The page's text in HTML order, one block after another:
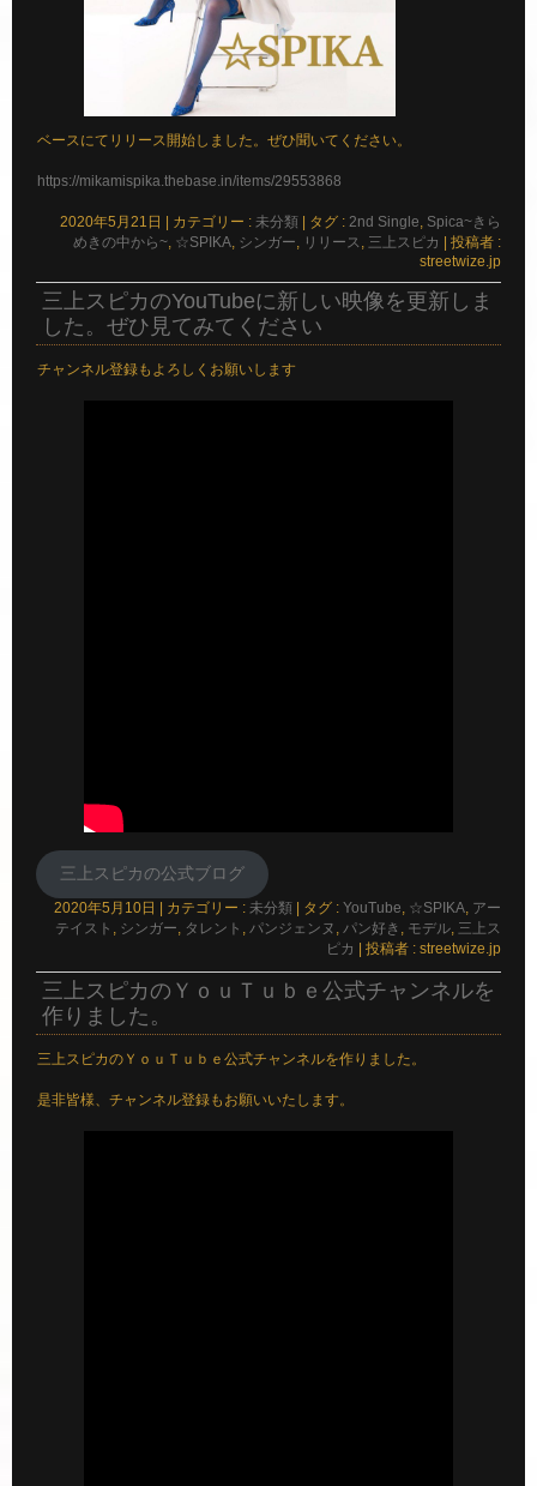
ベースにてリリース開始しました。ぜひ聞いてください。
https://mikamispika.thebase.in/items/29553868
2020年5月21日 | カテゴリー : 未分類 | タグ : 2nd Single, Spica~きら
めきの中から~, ☆SPIKA, シンガー, リリース , 三上スピカ | 投稿者 :
streetwize.jp
三上スピカのYouTubeに新しい映像を更新しま
した。ぜひ見てみてください
チャンネル登録もよろしくお願いします
三上スピカの公式ブログ
2020年5月10日 | カテゴリー : 未分類 | タグ : YouTube ☆SPIKA アー
テイスト
シンガー タレント パンジェンヌ パン好き モデル 三上ス
ピカ | 投稿者 : streetwize.jp
三上スピカのＹｏｕＴｕｂｅ公式チャンネルを
作りました。
三上スピカのＹｏｕＴｕｂｅ公式チャンネルを作りました。
是非皆様、チャンネル登録もお願いいたします。